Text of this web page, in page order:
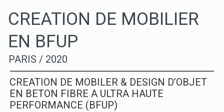
CREATION DE MOBILIER
EN BFUP
PARIS / 2020
CREATION DE MOBILER & DESIGN D’OBJET
EN BETON FIBRE A ULTRA HAUTE
PERFORMANCE (BFUP)